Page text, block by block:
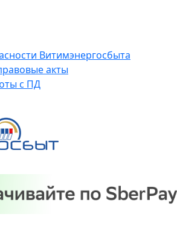
Витимэнергосбыта
акты
с ПД